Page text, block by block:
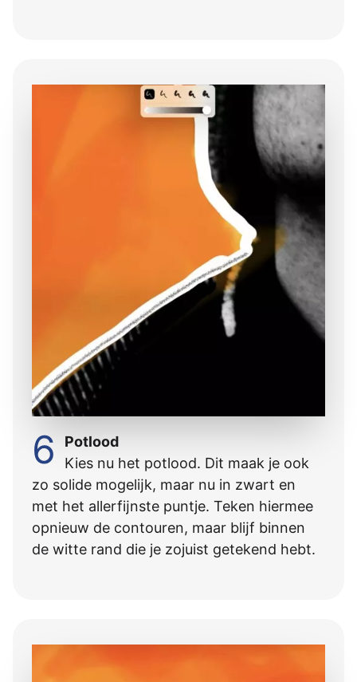
6
Potlood
Kies nu het potlood. Dit maak je ook
zo solide mogelĳk, maar nu in zwart en
met het allerfĳnste puntje. Teken hiermee
opnieuw de contouren, maar blĳf binnen
de witte rand die je zojuist getekend hebt.